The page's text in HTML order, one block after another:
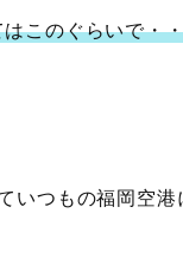
このぐらいで・
つもの福岡空港